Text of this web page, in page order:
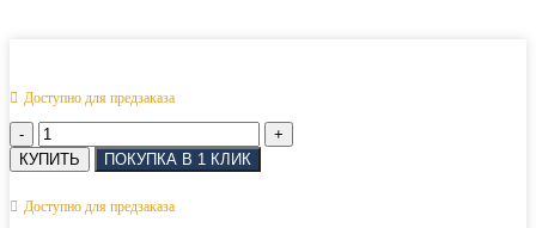
Доступно для предзаказа
Количество
товара
Винт
цилиндрической
КУПИТЬ ПОКУПКА В 1 КЛИК
Доступно для предзаказа